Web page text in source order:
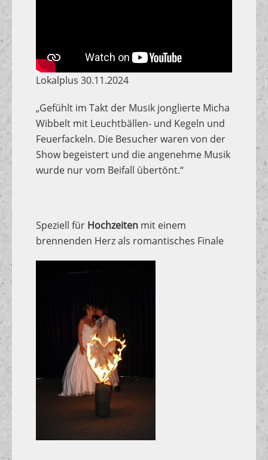
Lokalplus 30.11.2024
„Gefühlt im Takt der Musik jonglierte Micha
Wibbelt mit Leuchtbällen- und Kegeln und
Feuerfackeln. Die Besucher waren von der
Show begeistert und die angenehme Musik
wurde nur vom Beifall übertönt.“
Speziell für Hochzeiten mit einem
brennenden Herz als romantisches Finale